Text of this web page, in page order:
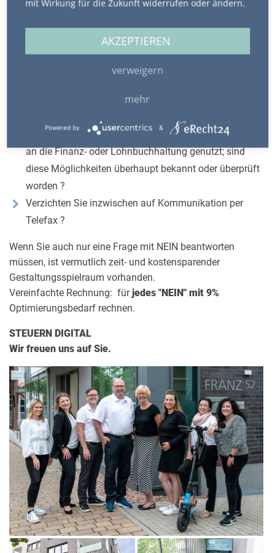
geführte- digitale Personalakte pro Arbeitnehmer ?
Können die Arbeitnehmer alle für sie bestimmten
Lohnunterlagen online einsehen oder abrufen ?
eine cloud ausgetauscht werden ?
genutzten Software für die automatische Weiterleitung
an die Finanz- oder Lohnbuchhaltung genutzt; sind
diese Möglichkeiten überhaupt bekannt oder überprüft
worden ?
Verzichten Sie inzwischen auf Kommunikation per
Telefax ?
Wenn Sie auch nur eine Frage mit NEIN beantworten
müssen, ist vermutlich zeit- und kostensparender
Gestaltungsspielraum vorhanden.
Vereinfachte Rechnung: fürjedes "NEIN" mit 9%
Optimierungsbedarf rechnen.
STEUERN DIGITAL
Wir freuen uns auf Sie.
mit Wirkung für die Zukunft widerrufen oder ändern.
AKZEPTIEREN
verweigern
mehr
Powered by &